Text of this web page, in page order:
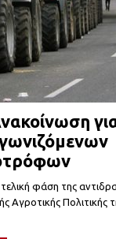
φάση της
Αγροτικής Πολιτικής